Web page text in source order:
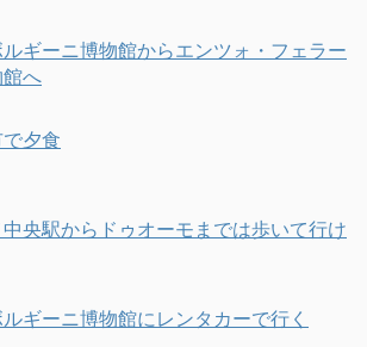
ギーニ博物館からエンツォ・フェラー
館へ
夕食
中央駅からドゥオーモまでは歩いて行け
ギーニ博物館にレンタカーで行く